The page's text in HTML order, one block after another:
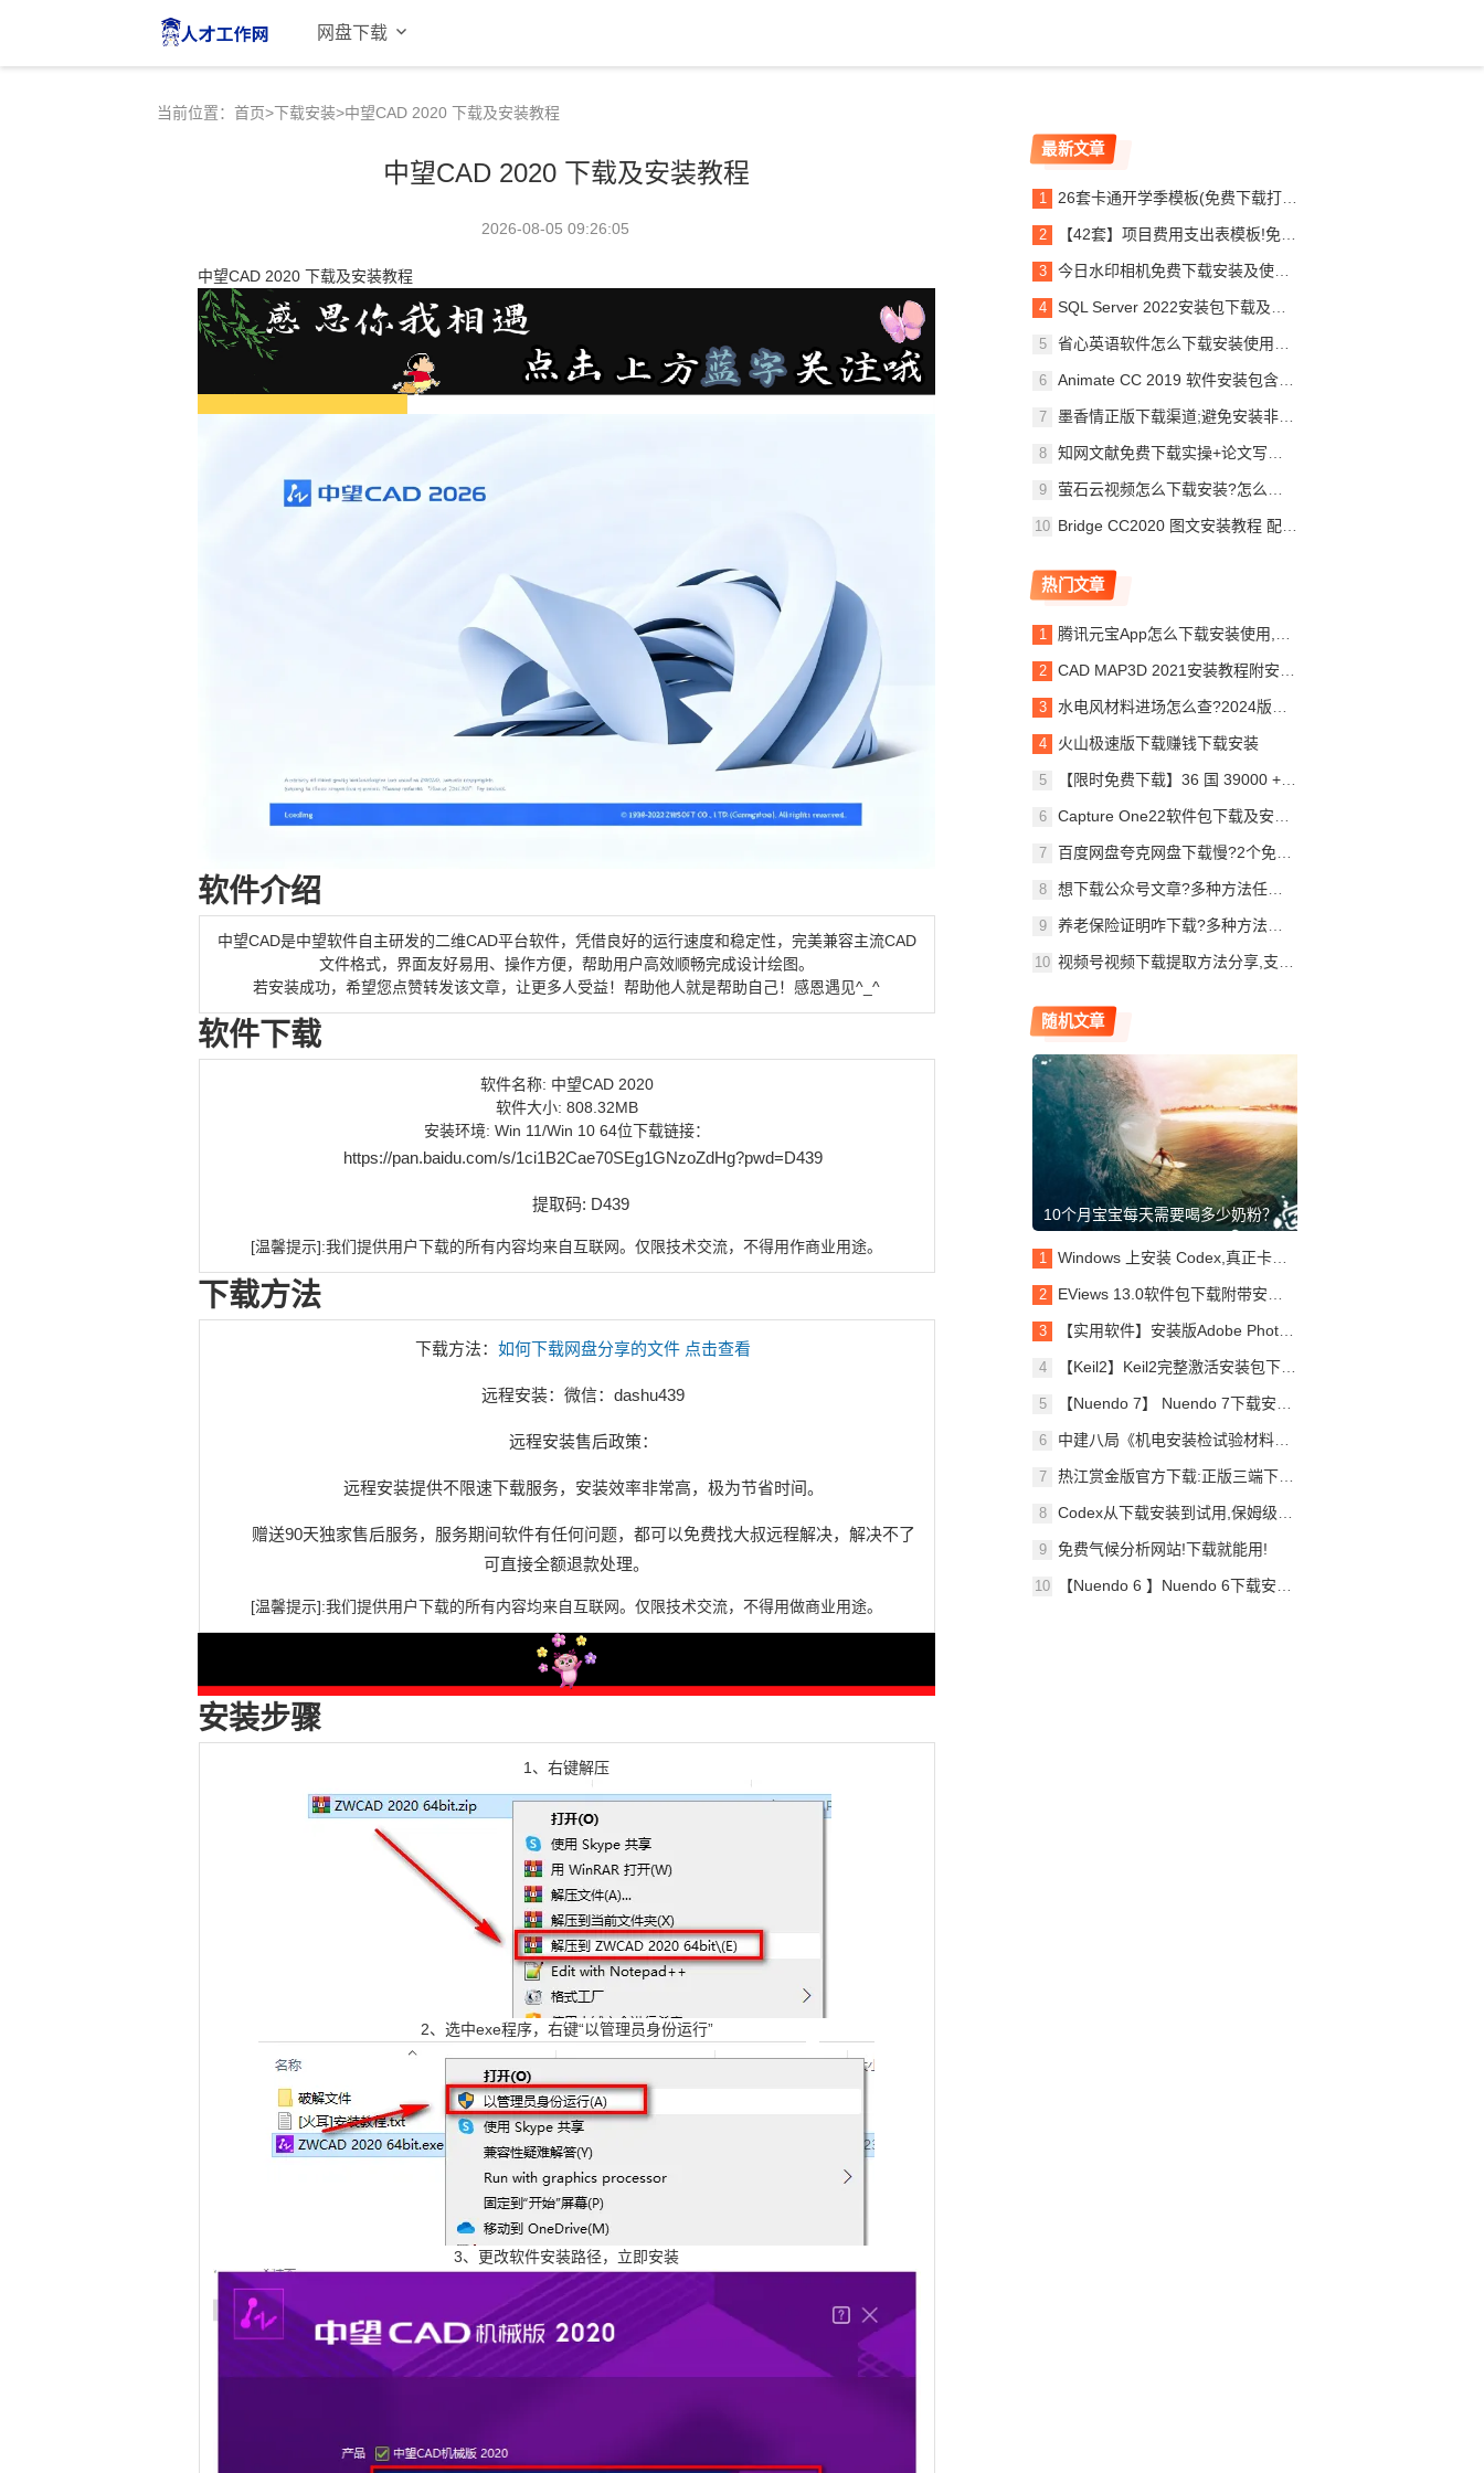
网盘下载
当前位置： 首页>下载安装>中望CAD 2020 下载及安装教程
中望CAD 2020 下载及安装教程
2026-08-05 09:26:05
中望CAD 2020 下载及安装教程
软件介绍
中望CAD是中望软件自主研发的二维CAD平台软件，凭借良好的运行速度和稳定性，完美兼容主流CAD
文件格式，界面友好易用、操作方便，帮助用户高效顺畅完成设计绘图。
若安装成功，希望您点赞转发该文章，让更多人受益！帮助他人就是帮助自己！感恩遇见^_^
软件下载
软件名称: 中望CAD 2020
软件大小: 808.32MB
安装环境: Win 11/Win 10 64位下载链接：
https://pan.baidu.com/s/1ci1B2Cae70SEg1GNzoZdHg?pwd=D439
提取码: D439
[温馨提示]:我们提供用户下载的所有内容均来自互联网。 仅限技术交流，不得用作商业用途。
下载方法
下载方法： 如何下载网盘分享的文件 点击查看
远程安装： 微信：dashu439
远程安装售后政策：
远程安装提供不限速下载服务，安装效率非常高，极为节省时间。
赠送90天独家售后服务，服务期间软件有任何问题，都可以免费找大叔远程解决，解决不了
可直接全额退款处理。
[温馨提示]:我们提供用户下载的所有内容均来自互联网。 仅限技术交流，不得用做商业用途。
安装步骤
1、右键解压
2、选中exe程序，右键“以管理员身份运行”
3、更改软件安装路径，立即安装
最新文章
26套卡通开学季模板(免费下载打印)
【42套】项目费用支出表模板!免费下载
今日水印相机免费下载安装及使用怎么操作?
SQL Server 2022安装包下载及图文安装教程
省心英语软件怎么下载安装使用?省心英语软件全流程教程!
Animate CC 2019 软件安装包含全部版本 附带图文安装教程一同
墨香情正版下载渠道;避免安装非官方游戏
知网文献免费下载实操+论文写作提速方法+国平台精品知识库,一站式完成
萤石云视频怎么下载安装?怎么注册登录及添加设备?快来了解这些步骤!
Bridge CC2020 图文安装教程 配套软件全部版本安装包下载
热门文章
腾讯元宝App怎么下载安装使用,手把手教你操作并了解注意事项!
CAD MAP3D 2021安装教程附安装包下载
水电风材料进场怎么查?2024版中建机电安装工程47大类材料进场验收指导书(槽钢、风管、桥架…),专治偷工减料!62页可!
火山极速版下载赚钱下载安装
【限时免费下载】36 国 39000 + 员工调研|《职场人 2026》白皮书,HR 做人才规划必备数据参考
Capture One22软件包下载及安装教程
百度网盘夸克网盘下载慢?2个免费加速方法,下载速度立涨10倍
想下载公众号文章?多种方法任你选!详细教程来了→
养老保险证明咋下载?多种方法任你选,轻松搞定不用愁!
视频号视频下载提取方法分享,支持一键下载!【亲测可用】
随机文章
10个月宝宝每天需要喝多少奶粉？
Windows 上安装 Codex,真正卡住的不是下载
EViews 13.0软件包下载附带安装教程
【实用软件】安装版Adobe Photoshop 2026 v27.7(Ps2026)安装教程及
【Keil2】Keil2完整激活安装包下载与Keil安装说明
【Nuendo 7】 Nuendo 7下载安装指南,带安装教程及问题处理
中建八局《机电安装检试验材料复验资料管理》119页可下载
热江赏金版官方下载:正版三端下载安装全指南|纯净客户端,避开私服返利套路
Codex从下载安装到试用,保姆级教程,小白跟着点就行
免费气候分析网站!下载就能用!
【Nuendo 6 】Nuendo 6下载安装指南,带安装教程及问题处理